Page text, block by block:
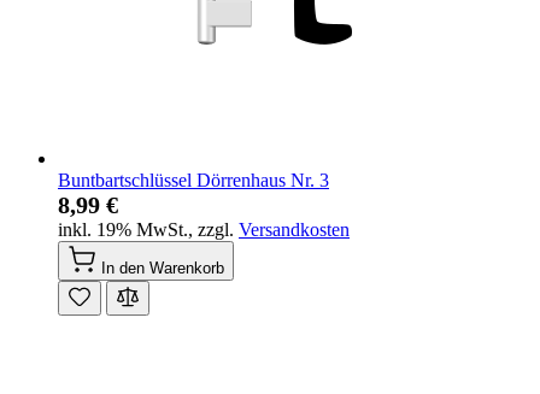
Buntbartschlüssel Dörrenhaus Nr. 3
8,99 €
inkl. 19% MwSt., zzgl. Versandkosten
In den Warenkorb